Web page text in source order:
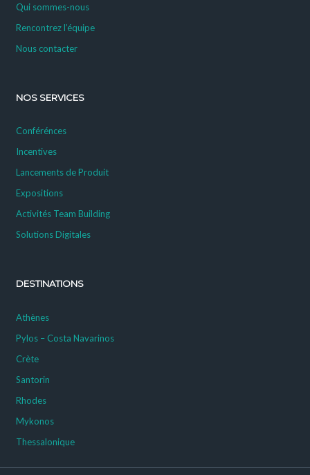
Qui sommes-nous
Rencontrez l’équipe
Nous contacter
NOS SERVICES
Conférénces
Incentives
Lancements de Produit
Expositions
Activités Team Building
Solutions Digitales
DESTINATIONS
Athènes
Pylos – Costa Navarinos
Crète
Santorin
Rhodes
Mykonos
Thessalonique